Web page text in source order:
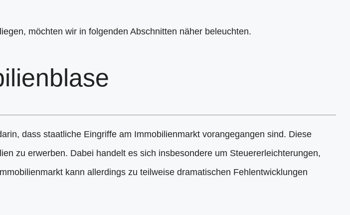
möchten wir in folgenden Abschnitten näher beleuchten.
dass staatliche Eingriffe am Immobilienmarkt vorangegangen sind. Diese
zu erwerben. Dabei handelt es sich insbesondere um Steuererleichterungen,
kann allerdings zu teilweise dramatischen Fehlentwicklungen